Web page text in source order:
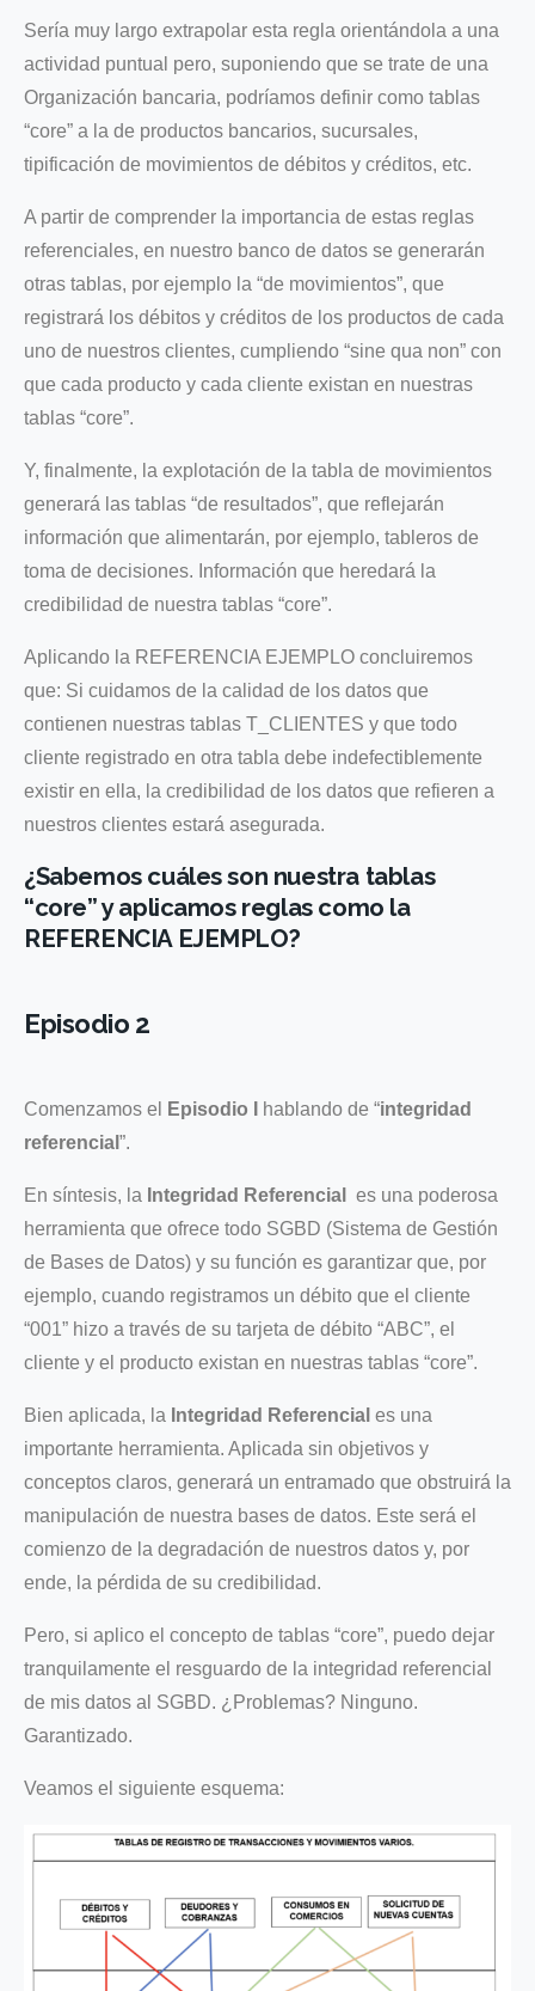
Sería muy largo extrapolar esta regla orientándola a una
actividad puntual pero, suponiendo que se trate de una
Organización bancaria, podríamos definir como tablas
“core” a la de productos bancarios, sucursales,
tipificación de movimientos de débitos y créditos, etc.
A partir de comprender la importancia de estas reglas
referenciales, en nuestro banco de datos se generarán
otras tablas, por ejemplo la “de movimientos”, que
registrará los débitos y créditos de los productos de cada
uno de nuestros clientes, cumpliendo “sine qua non” con
que cada producto y cada cliente existan en nuestras
tablas “core”.
Y, finalmente, la explotación de la tabla de movimientos
generará las tablas “de resultados”, que reflejarán
información que alimentarán, por ejemplo, tableros de
toma de decisiones. Información que heredará la
credibilidad de nuestra tablas “core”.
Aplicando la REFERENCIA EJEMPLO concluiremos
que: Si cuidamos de la calidad de los datos que
contienen nuestras tablas T_CLIENTES y que todo
cliente registrado en otra tabla debe indefectiblemente
existir en ella, la credibilidad de los datos que refieren a
nuestros clientes estará asegurada.
¿Sabemos cuáles son nuestra tablas
“core” y aplicamos reglas como la
REFERENCIA EJEMPLO?
Episodio 2
Comenzamos el Episodio I hablando de “integridad
referencial ”.
En síntesis, la Integridad Referencial
es una poderosa
herramienta que ofrece todo SGBD (Sistema de Gestión
de Bases de Datos) y su función es garantizar que, por
ejemplo, cuando registramos un débito que el cliente
“001” hizo a través de su tarjeta de débito “ABC”, el
cliente y el producto existan en nuestras tablas “core”.
Bien aplicada, la Integridad Referencial es una
importante herramienta. Aplicada sin objetivos y
conceptos claros, generará un entramado que obstruirá la
manipulación de nuestra bases de datos. Este será el
comienzo de la degradación de nuestros datos y, por
ende, la pérdida de su credibilidad.
Pero, si aplico el concepto de tablas “core”, puedo dejar
tranquilamente el resguardo de la integridad referencial
de mis datos al SGBD. ¿Problemas? Ninguno.
Garantizado.
Veamos el siguiente esquema: